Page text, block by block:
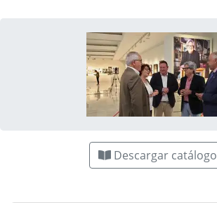
Descargar catálogo